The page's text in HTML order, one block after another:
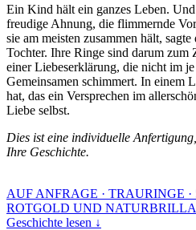
Ein Kind hält ein ganzes Leben.
freudige Ahnung, die flimmernde
sie am meisten zusammen hält,
Tochter. Ihre Ringe sind darum zum
einer Liebeserklärung, die nicht im
Gemeinsamen schimmert. In einem
hat, das ein Versprechen im
Liebe selbst.
Dies ist eine individuelle
Ihre Geschichte.
AUF ANFRAGE · TRAURINGE ·
ROTGOLD UND
Geschichte lesen ↓